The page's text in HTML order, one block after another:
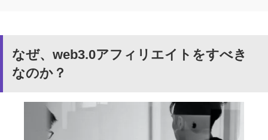
なぜ、web3.0アフィリエイトをすべき
なのか？